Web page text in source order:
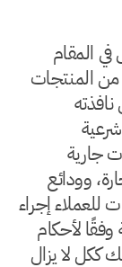
المقام
من المنتجات
جارية
وودائع
للعملاء إجراء
وفقًا لأحكام
ككل لا يزال